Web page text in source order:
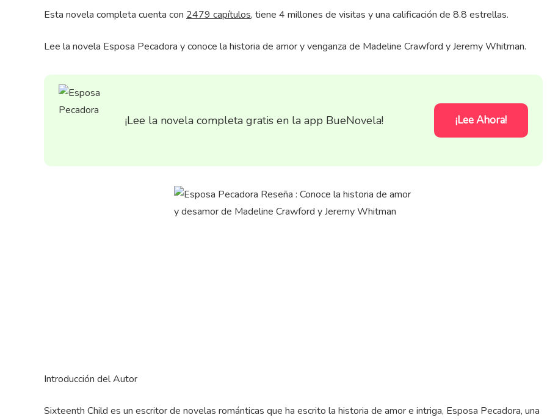
Esta novela completa cuenta con 2479 capítulos, tiene 4 millones de visitas y una calificación de 8.8 estrellas.
Lee la novela Esposa Pecadora y conoce la historia de amor y venganza de Madeline Crawford y Jeremy Whitman.
¡Lee la novela completa gratis en la app BueNovela! ¡Lee Ahora!
Introducción del Autor
Sixteenth Child es un escritor de novelas románticas que ha escrito la historia de amor e intriga, Esposa Pecadora, una